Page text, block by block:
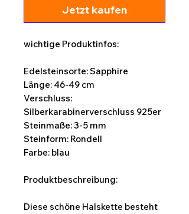
Jetzt kaufen
wichtige Produktinfos:
Edelsteinsorte: Sapphire
Länge: 46-49 cm
Verschluss:
Silberkarabinerverschluss 925er
Steinmaße: 3-5 mm
Steinform: Rondell
Farbe: blau
Produktbeschreibung:
Diese schöne Halskette besteht